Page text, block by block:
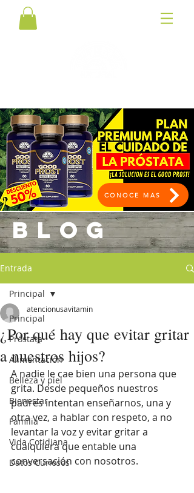
CONOCE MAS
BLOG
Entrada
Principal
Próstata
Alimentación
Belleza y piel
Bienestar
Familia
Vida Cotidiana
Datos Curiosos
Principal
¿Por qué hay que evitar gritar
a nuestros hijos?
atencionusavitamin
A nadie le cae bien una persona que
grita. Desde pequeños nuestros
padres intentan enseñarnos, una y
otra vez, a hablar con respeto, a no
levantar la voz y evitar gritar a
cualquiera que entable una
conversación con nosotros.